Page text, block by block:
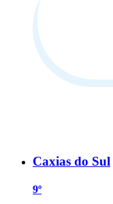
Caxias do Sul
9º